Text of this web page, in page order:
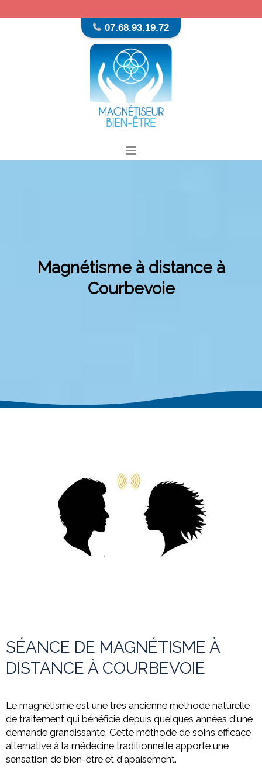
07.68.93.19.72
Magnétisme à distance à
Courbevoie
SÉANCE DE MAGNÉTISME À
DISTANCE À COURBEVOIE
Le magnétisme est une trés ancienne méthode naturelle
de traitement qui bénéficie depuis quelques années d'une
demande grandissante. Cette méthode de soins efficace
alternative à la médecine traditionnelle apporte une
sensation de bien-être et d'apaisement.